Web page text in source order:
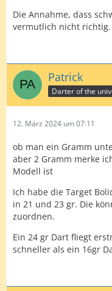
Die Annahme, dass
vermutlich nicht richtig.
Patrick
Darter of the
12. März 2024 um 07:11
ob man ein Gramm
aber 2 Gramm merke
Modell ist
Ich habe die Target
in 21 und 23 gr. Die
zuordnen.
Ein 24 gr Dart fliegt
schneller als ein 16gr